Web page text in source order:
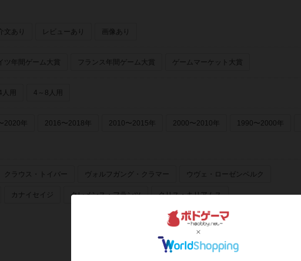
文あり レビューあり 画像あり
ツ年間ゲーム大賞 フランス年間ゲーム大賞 ゲームマーケット大賞
用 4～8人用
2020年 2016〜2018年 2010〜2015年 2000〜2010年 1990〜2000年
クラウス・トイバー ヴォルフガング・クラマー ウヴェ・ローゼンベルク
カナイセイジ クレメンス・フランツ クリス・キリアムス